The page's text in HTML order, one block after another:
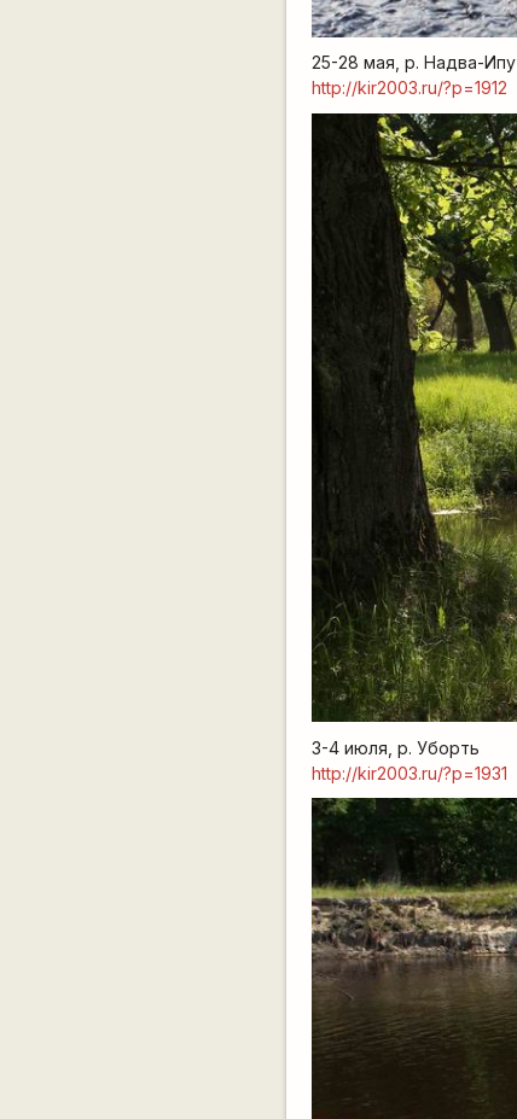
25-28 мая, р. Надва-
http://kir2003.ru/?p=1912
3-4 июля, р. Уборть
http://kir2003.ru/?p=1931